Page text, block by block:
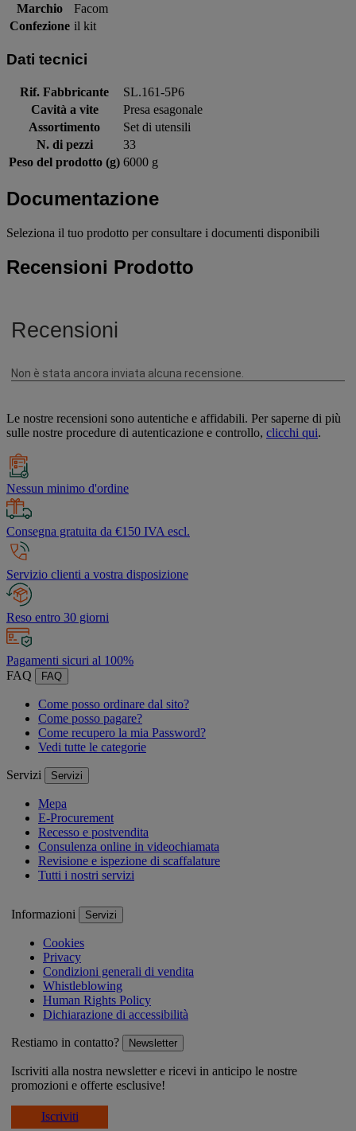
Marchio
Facom
Confezione il kit
Dati tecnici
Rif. Fabbricante
SL.161-5P6
Cavità a vite
Presa esagonale
Assortimento
Set di utensili
N. di pezzi
33
Peso del prodotto (g) 6000 g
Documentazione
Seleziona il tuo prodotto per consultare i documenti disponibili
Recensioni Prodotto
Le nostre recensioni sono autentiche e affidabili. Per saperne di più
sulle nostre procedure di autenticazione e controllo, clicchi qui.
Nessun minimo d'ordine
Consegna gratuita da €150 IVA escl.
Servizio clienti a vostra disposizione
Reso entro 30 giorni
Pagamenti sicuri al 100%
FAQ
FAQ
Come posso ordinare dal sito?
Come posso pagare?
Come recupero la mia Password?
Vedi tutte le categorie
Servizi Servizi
Mepa
E-Procurement
Recesso e postvendita
Consulenza online in videochiamata
Revisione e ispezione di scaffalature
Tutti i nostri servizi
Informazioni Servizi
Cookies
Privacy
Condizioni generali di vendita
Whistleblowing
Human Rights Policy
Dichiarazione di accessibilità
Restiamo in contatto? Newsletter
Iscriviti alla nostra newsletter e ricevi in anticipo le nostre
promozioni e offerte esclusive!
Iscriviti